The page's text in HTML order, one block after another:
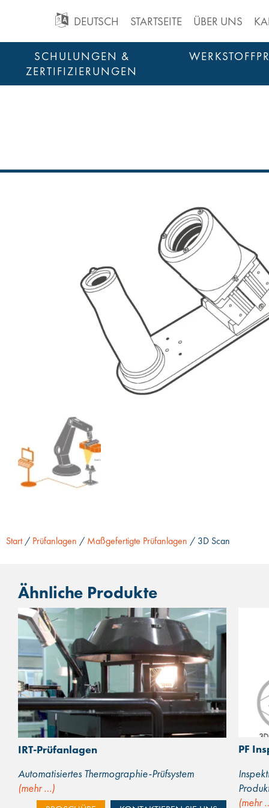
GO
TO
MAIN
DEUTSCH STARTSEITE ÜBER UNS
SCHULUNGEN &
ZERTIFIZIERUNGEN
Start/ Prüfanlagen / Maßgefertigte Prüfanlagen / 3D Scan
Ähnliche Produkte
IRT-Prüfanlagen
Automatisiertes Thermographie-Prüfsystem
(mehr …)
PF
(mehr